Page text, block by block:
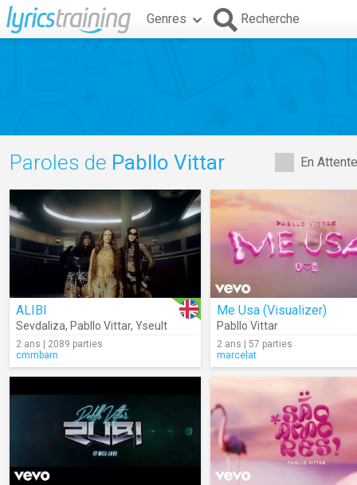
Genres Recherche
En
Paroles de Pabllo Vittar
ALIBI
Sevdaliza, Pabllo Vittar, Yseult
2 ans | 2089 parties
cmmbarn
Me Usa (Visualizer)
Pabllo Vittar
2 ans | 57 parties
marcelat